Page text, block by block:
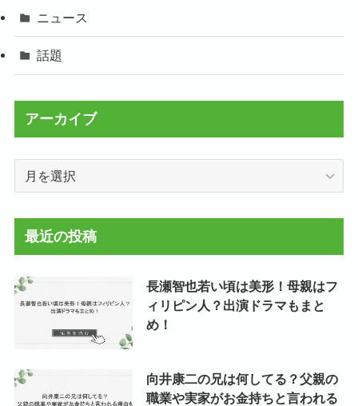
ニュース
話題
アーカイブ
最近の投稿
長瀬智也若い頃は美形！母親はフ
ィリピン人？出演ドラマもまと
め！
向井康二の兄は何してる？父親の
職業や実家がお金持ちと言われる